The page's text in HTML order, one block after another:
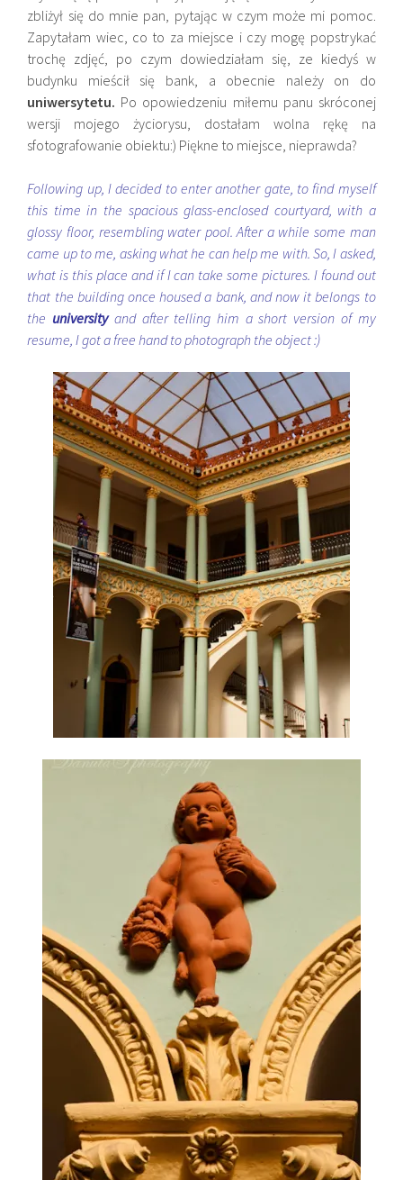
zbliżył się do mnie pan, pytając w czym może mi pomoc.
Zapytałam wiec, co to za miejsce i czy mogę popstrykać
trochę zdjęć, po czym dowiedziałam się, ze kiedyś w
budynku mieścił się bank, a obecnie należy on do
uniwersytetu. Po opowiedzeniu miłemu panu skróconej
wersji mojego życiorysu, dostałam wolna rękę na
sfotografowanie obiektu:) Piękne to miejsce, nieprawda?
Following up, I decided to enter another gate, to find myself
this time in the spacious glass-enclosed courtyard, with a
glossy floor, resembling water pool. After a while some man
came up to me, asking what he can help me with. So, I asked,
what is this place and if I can take some pictures. I found out
that the building once housed a bank, and now it belongs to
the universityand after telling him a short version of my
resume, I got a free hand to photograph the object :)